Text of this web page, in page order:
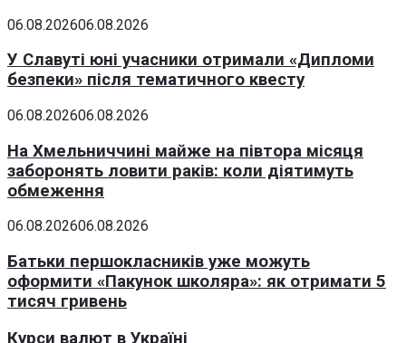
06.08.202606.08.2026
У Славуті юні учасники отримали «Дипломи
безпеки» після тематичного квесту
06.08.202606.08.2026
На Хмельниччині майже на півтора місяця
заборонять ловити раків: коли діятимуть
обмеження
06.08.202606.08.2026
Батьки першокласників уже можуть
оформити «Пакунок школяра»: як отримати 5
тисяч гривень
Курси валют в Україні